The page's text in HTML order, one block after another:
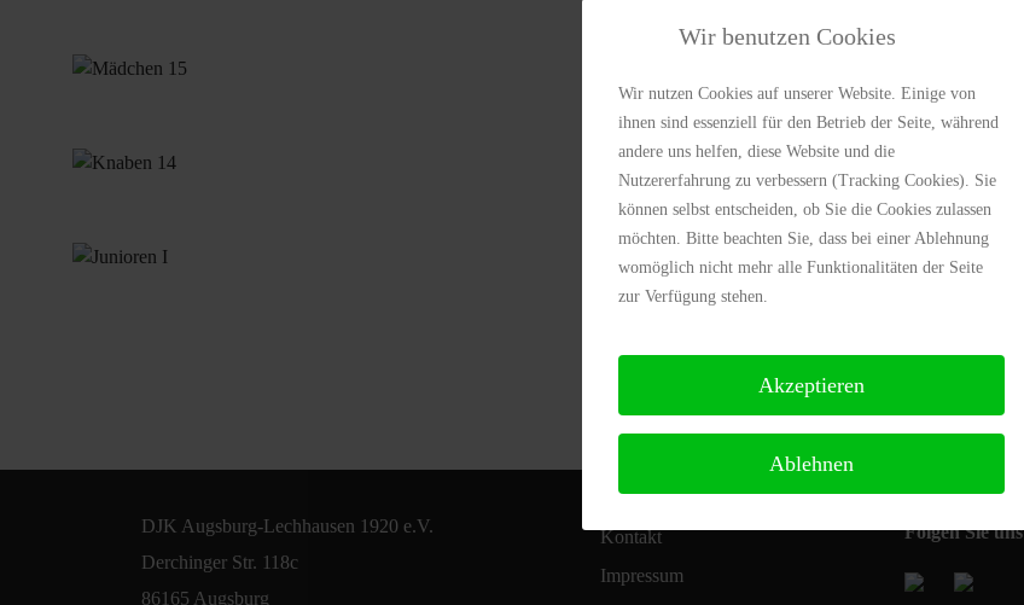
Knaben 15
Junioren 18
DJK Augsburg-Lechhausen 1920 e.V.
Derchinger Str. 118c
86165 Augsburg
Kontakt
Impressum
Folgen Sie uns
Wir benutzen Cookies
Wir nutzen Cookies auf unserer Website. Einige von
ihnen sind essenziell für den Betrieb der Seite, während
andere uns helfen, diese Website und die
Nutzererfahrung zu verbessern (Tracking Cookies). Sie
können selbst entscheiden, ob Sie die Cookies zulassen
möchten. Bitte beachten Sie, dass bei einer Ablehnung
womöglich nicht mehr alle Funktionalitäten der Seite
zur Verfügung stehen.
Akzeptieren
Ablehnen